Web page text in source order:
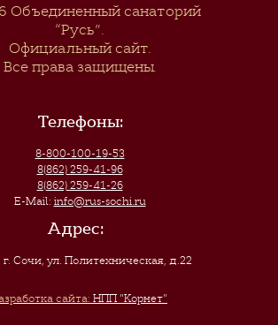
Объединенный санаторий
“Русь”.
Официальный сайт.
Все права защищены.
Телефоны:
8-800-100-19-53
8(862) 259-41-96
8(862) 259-41-26
E-Mail: info@rus-sochi.ru
Адрес:
г. Сочи,ул. Политехническая, д.22
сайта: НПП "Корнет"